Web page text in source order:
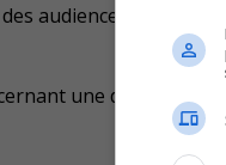
audiences qui se
une demande